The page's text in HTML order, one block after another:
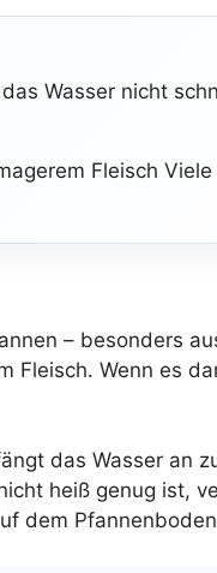
Wasser nicht
Fleisch Viele
– besonders
Fleisch. Wenn es
das Wasser an
heiß genug ist,
dem